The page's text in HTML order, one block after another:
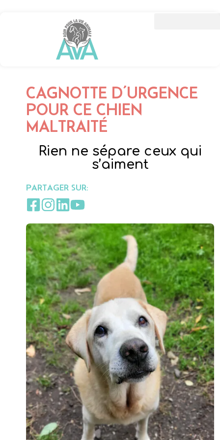
CAGNOTTE D’URGENCE
POUR CE CHIEN
MALTRAITÉ
Rien ne sépare ceux qui
s’aiment
PARTAGER SUR: